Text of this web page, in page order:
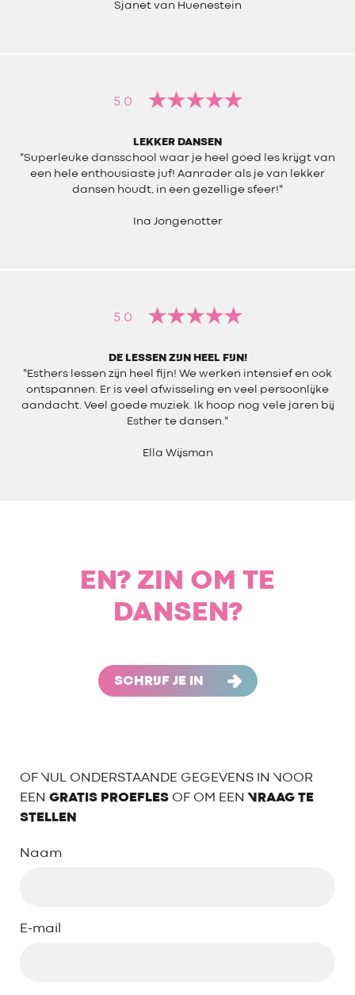
Sjanet van Huenestein
5.0
LEKKER DANSEN
"Superleuke dansschool waar je heel goed les krijgt van
een hele enthousiaste juf! Aanrader als je van lekker
dansen houdt, in een gezellige sfeer!"
Ina Jongenotter
5.0
DE LESSEN ZIJN HEEL FIJN!
"Esthers lessen zijn heel fijn! We werken intensief en ook
ontspannen. Er is veel afwisseling en veel persoonlijke
aandacht. Veel goede muziek. Ik hoop nog vele jaren bij
Esther te dansen."
Ella Wijsman
EN? ZIN OM TE
DANSEN?
SCHRIJF JE IN
OF VUL ONDERSTAANDE GEGEVENS IN VOOR
EEN GRATIS PROEFLES OF OM EEN VRAAG TE
STELLEN
Naam
E-mail